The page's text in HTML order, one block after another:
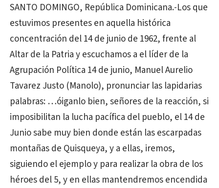
SANTO DOMINGO, República Dominicana.-Los que
estuvimos presentes en aquella histórica
concentración del 14 de junio de 1962, frente al
Altar de la Patria y escuchamos a el líder de la
Agrupación Política 14 de junio, Manuel Aurelio
Tavarez Justo (Manolo), pronunciar las lapidarias
palabras: …óiganlo bien, señores de la reacción, si
imposibilitan la lucha pacífica del pueblo, el 14 de
Junio sabe muy bien donde están las escarpadas
montañas de Quisqueya, y a ellas, iremos,
siguiendo el ejemplo y para realizar la obra de los
héroes del 5, y en ellas mantendremos encendida